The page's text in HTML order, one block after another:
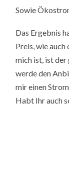
Sowie
Das Ergebnis
Preis, wie
mich ist, ist der
werde den
mir einen
Habt Ihr auch